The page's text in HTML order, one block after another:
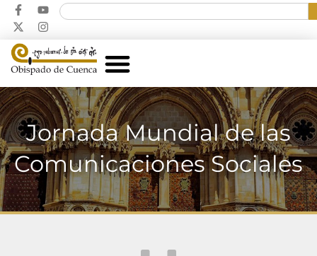
Jornada Mundial de las
Comunicaciones Sociales